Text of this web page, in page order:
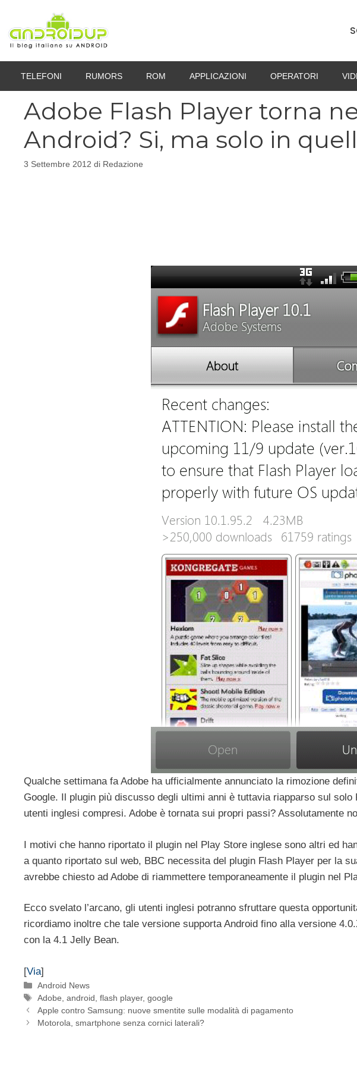
contenuto
TELEFONI RUMORS ROM APPLICAZIONI OPERATORI
Adobe Flash Player torna
Android? Si, ma solo in
3 Settembre 2012 di Redazione
Qualche settimana fa Adobe ha ufficialmente annunciato la rimozione
Google. Il plugin più discusso degli ultimi anni è tuttavia riapparso sul
utenti inglesi compresi. Adobe è tornata sui propri passi? Assolutamente
I motivi che hanno riportato il plugin nel Play Store inglese sono altri ed
a quanto riportato sul web, BBC necessita del plugin Flash Player per la
avrebbe chiesto ad Adobe di riammettere temporaneamente il plugin nel
Ecco svelato l’arcano, gli utenti inglesi potranno sfruttare questa
ricordiamo inoltre che tale versione supporta Android fino alla versione
con la 4.1 Jelly Bean.
[Via]
Categorie
Android News
Tag
Adobe ,android ,flash player,google
Apple contro Samsung: nuove smentite sulle modalità di pagamento
Motorola, smartphone senza cornici laterali?